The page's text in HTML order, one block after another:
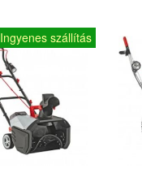
Ingyenes szállítás